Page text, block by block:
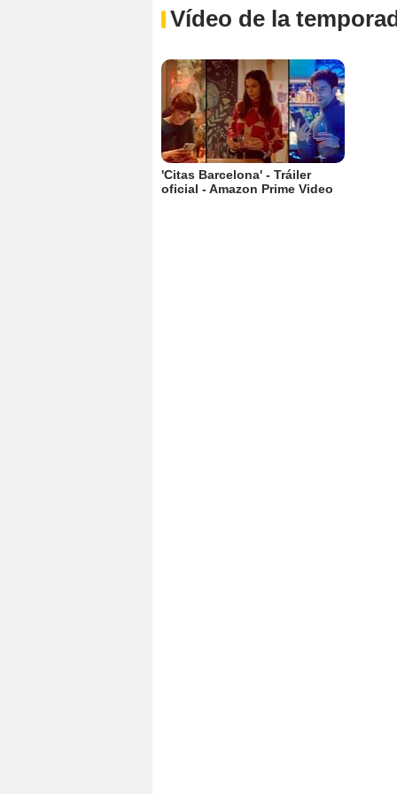
Vídeo de la
'Citas Barcelona' - Tráiler
oficial - Amazon Prime Video